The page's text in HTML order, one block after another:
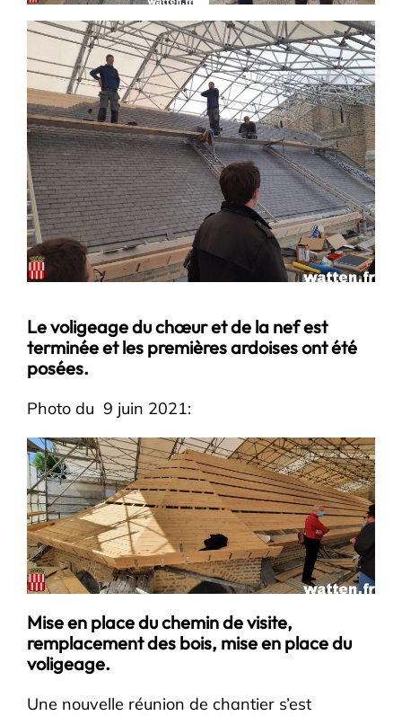
Le voligeage du chœur et de la nef est
terminée et les premières ardoises ont été
posées.
Photo du 9 juin 2021:
Mise en place du chemin de visite,
remplacement des bois, mise en place du
voligeage.
Une nouvelle réunion de chantier s’est